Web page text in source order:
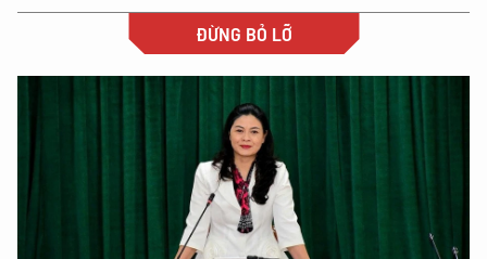
ĐỪNG BỎ LỠ